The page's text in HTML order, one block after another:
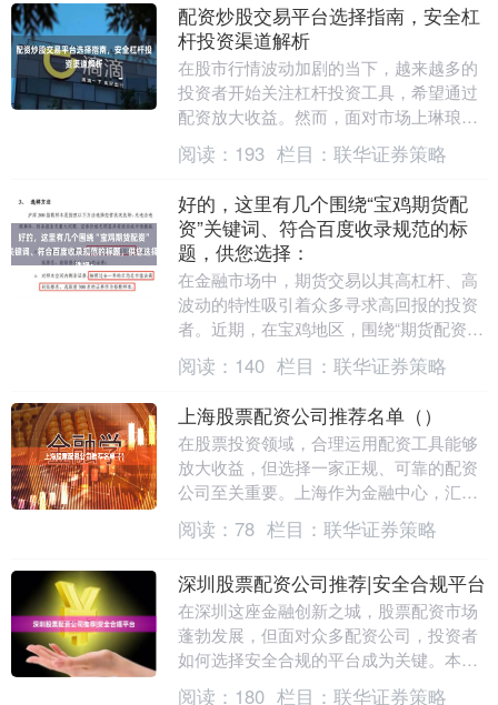
配资炒股交易平台选择指南，安全杠
杆投资渠道解析
在股市行情波动加剧的当下，越来越多的
投资者开始关注杠杆投资工具，希望通过
配资放大收益。然而，面对市场上琳琅满
目的配资平台，如何选择安全可靠的交易
渠道成为投资者面....
阅读： 193 栏目： 联华证券策略
好的，这里有几个围绕“宝鸡期货配
资”关键词、符合百度收录规范的标
题，供您选择：
在金融市场中，期货交易以其高杠杆、高
波动的特性吸引着众多寻求高回报的投资
者。近期，在宝鸡地区，围绕“期货配资”
的讨论与广告悄然增多，一些宣称能“放大
资金、快速盈....
阅读： 140 栏目： 联华证券策略
上海股票配资公司推荐名单（）
在股票投资领域，合理运用配资工具能够
放大收益，但选择一家正规、可靠的配资
公司至关重要。上海作为金融中心，汇聚
了众多配资机构，本文为您整理了一份**
上海股票配资公....
阅读： 78 栏目： 联华证券策略
深圳股票配资公司推荐|安全合规平台
在深圳这座金融创新之城，股票配资市场
蓬勃发展，但面对众多配资公司，投资者
如何选择安全合规的平台成为关键。本文
将为您推荐深圳值得信赖的股票配资公
阅读： 180 栏目： 联华证券策略